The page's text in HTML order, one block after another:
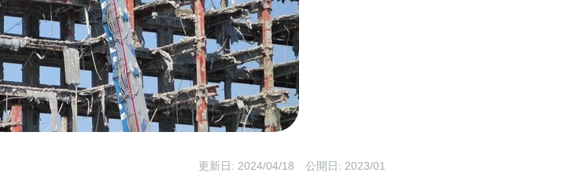
更新日: 2024/04/18 公開日: 2023/01